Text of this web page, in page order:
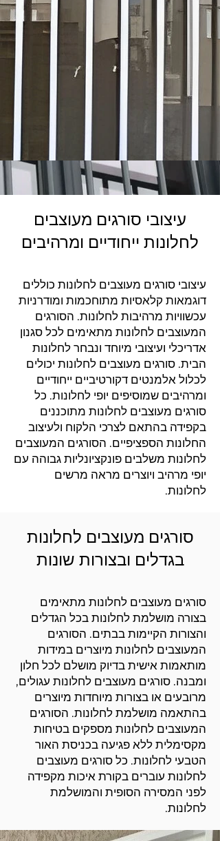
עיצובי סורגים מעוצבים
לחלונות ייחודיים ומרהיבים
עיצובי סורגים מעוצבים לחלונות כוללים
דוגמאות קלאסיות מתוחכמות ומודרניות
עכשוויות מרהיבות לחלונות. הסורגים
המעוצבים לחלונות מתאימים לכל סגנון
אדריכלי ועיצובי מיוחד ונבחר לחלונות
הבית. סורגים מעוצבים לחלונות יכולים
לכלול אלמנטים דקורטיביים ייחודיים
ומרהיבים שמוסיפים יופי לחלונות. כל
סורגים מעוצבים לחלונות מתוכננים
בקפידה בהתאם לצרכי הלקוח ולעיצוב
החלונות הספציפיים. הסורגים המעוצבים
לחלונות משלבים פונקציונליות גבוהה עם
יופי מרהיב ויוצרים מראה מרשים
לחלונות.
סורגים מעוצבים לחלונות
בגדלים ובצורות שונות
סורגים מעוצבים לחלונות מתאימים
בצורה מושלמת לחלונות בכל הגדלים
והצורות הקיימות בבתים. הסורגים
המעוצבים לחלונות מיוצרים במידות
מותאמות אישית בדיוק מושלם לכל חלון
ומבנה. סורגים מעוצבים לחלונות עגולים,
מרובעים או בצורות מיוחדות מיוצרים
בהתאמה מושלמת לחלונות. הסורגים
המעוצבים לחלונות מספקים בטיחות
מקסימלית ללא פגיעה בכניסת האור
הטבעי לחלונות. כל סורגים מעוצבים
לחלונות עוברים בקורת איכות מקפידה
לפני המסירה הסופית והמושלמת
לחלונות.